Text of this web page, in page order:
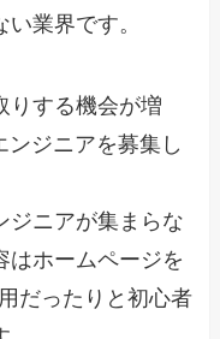
業界です。
りする機会が増
ンジニアを募集し
ジニアが集まらな
はホームページを
だったりと初心者